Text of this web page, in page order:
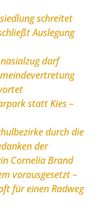
schreitet
Auslegung
darf
statt Kies –
durch die
der
Cornelia Brand
vorausgesetzt –
für einen Radweg